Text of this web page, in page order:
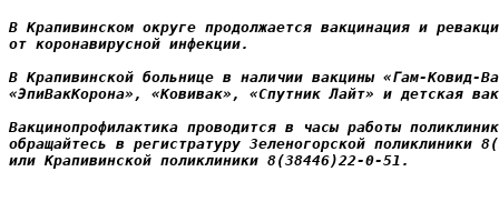
В Крапивинском округе продолжается вакцинация и
от коронавирусной инфекции.
В Крапивинской больнице в наличии вакцины «Гам-
«ЭпиВакКорона», «Ковивак», «Спутник Лайт» и детская
Вакцинопрофилактика проводится в часы работы
обращайтесь в регистратуру Зеленогорской поликлиники
или Крапивинской поликлиники 8(38446)22-0-51.